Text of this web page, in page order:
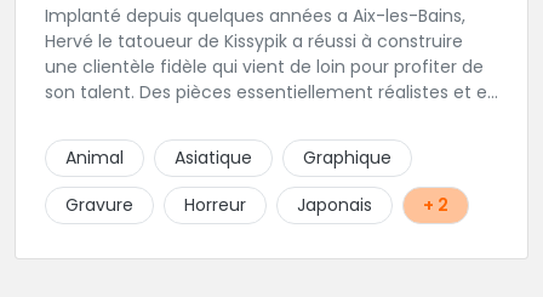
Implanté depuis quelques années a Aix-les-Bains,
Hervé le tatoueur de Kissypik a réussi à construire
une clientèle fidèle qui vient de loin pour profiter de
son talent. Des pièces essentiellement réalistes et en
pas l'adresse? C'est normal, Hervé préfère que vous
l'appeliez avant de passer au studio... pour éviter les
moment de rush. Une adresse secrète donc...mais
excellente.
Animal Asiatique
Graphique
Gravure
Horreur Japonais + 2